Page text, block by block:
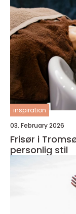
inspiration
03. February 2026
Frisør i
personlig stil